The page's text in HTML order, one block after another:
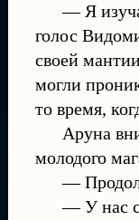
— Я
голос
своей
могли
то время,
Аруна
молодого
—
— У нас